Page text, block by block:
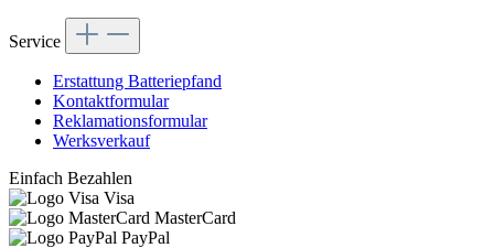
Service
Erstattung Batteriepfand
Kontaktformular
Reklamationsformular
Werksverkauf
Einfach Bezahlen
Visa
MasterCard
PayPal